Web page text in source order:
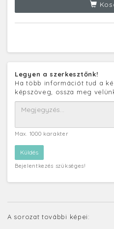
Legyen a szerkesztőnk!
Ha több információt tud a
képszöveg, ossza meg
Max. 1000 karakter
Bejelentkezés szükséges!
A sorozat további képei: